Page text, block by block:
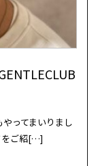
やってまいりまし
をご紹[…]